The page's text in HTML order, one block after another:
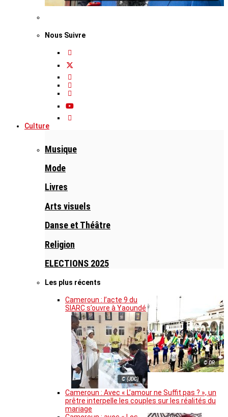
Nous Suivre
Culture
Musique
Mode
Livres
Arts visuels
Danse et Théâtre
Religion
ELECTIONS 2025
Les plus récents
© DR
Cameroun : l’acte 9 du
SIARC s’ouvre à Yaoundé
© (JDC)
Cameroun : Avec « L’amour ne Suffit pas ? », un
prêtre interpelle les couples sur les réalités du
mariage